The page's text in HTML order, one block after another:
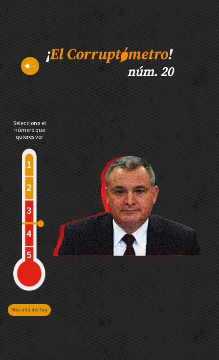
núm. 20
Selecciona el
número que
quieres ver
Más allá del Top